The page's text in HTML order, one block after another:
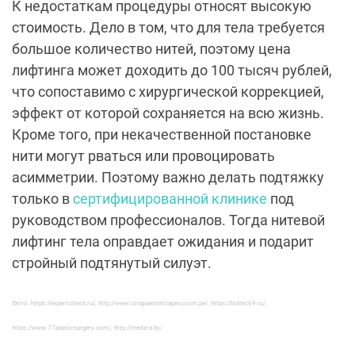
К недостаткам процедуры относят высокую
стоимость. Дело в том, что для тела требуется
большое количество нитей, поэтому цена
лифтинга может доходить до 100 тысяч рублей,
что сопоставимо с хирургической коррекцией,
эффект от которой сохраняется на всю жизнь.
Кроме того, при некачественной постановке
нити могут рваться или провоцировать
асимметрии. Поэтому важно делать подтяжку
только всертифицированной клинике под
руководством профессионалов. Тогда нитевой
лифтинг тела оправдает ожидания и подарит
стройный подтянутый силуэт.
Фото: https://expertclinics.ru/, http://www.cirugiaesteticaperu.com.pe/, https://bclinic69.ru/,
https://www.77plasticsurgery.com/, http://medera.by/